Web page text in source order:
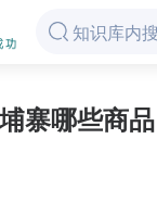
寨哪些商品